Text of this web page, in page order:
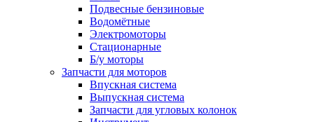
Подвесные бензиновые
Водомётные
Электромоторы
Стационарные
Б/у моторы
Запчасти для моторов
Впускная система
Выпускная система
Запчасти для угловых колонок